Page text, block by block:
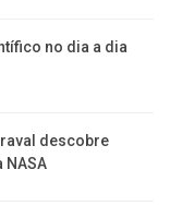
no dia a dia
descobre
NASA